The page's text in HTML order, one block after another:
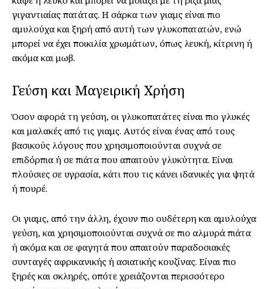
γιγαντιαίας πατάτας. Η σάρκα των γιαμς είναι πιο
αμυλούχα και ξηρή από αυτή των γλυκοπατατών, ενώ
μπορεί να έχει ποικιλία χρωμάτων, όπως λευκή, κίτρινη ή
ακόμα και μωβ.
Γεύση και Μαγειρική Χρήση
Όσον αφορά τη γεύση, οι γλυκοπατάτες είναι πιο γλυκές
και μαλακές από τις γιαμς. Αυτός είναι ένας από τους
βασικούς λόγους που χρησιμοποιούνται συχνά σε
επιδόρπια ή σε πιάτα που απαιτούν γλυκύτητα. Είναι
πλούσιες σε υγρασία, κάτι που τις κάνει ιδανικές για ψητά
ή πουρέ.
Οι γιαμς, από την άλλη, έχουν πιο ουδέτερη και αμυλούχα
γεύση, και χρησιμοποιούνται συχνά σε πιο αλμυρά πιάτα
ή ακόμα και σε φαγητά που απαιτούν παραδοσιακές
συνταγές αφρικανικής ή ασιατικής κουζίνας. Είναι πιο
ξηρές και σκληρές, οπότε χρειάζονται περισσότερο